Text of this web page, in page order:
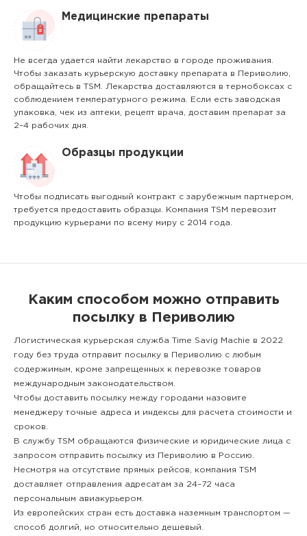
Медицинские препараты
Не всегда удается найти лекарство в городе проживания.
Чтобы заказать курьерскую доставку препарата в Периволию,
обращайтесь в TSM. Лекарства доставляются в термобоксах с
соблюдением температурного режима. Если есть заводская
упаковка, чек из аптеки, рецепт врача, доставим препарат за
2–4 рабочих дня.
Образцы продукции
Чтобы подписать выгодный контракт с зарубежным партнером,
требуется предоставить образцы. Компания TSM перевозит
продукцию курьерами по всему миру с 2014 года.
Каким способом можно отправить
посылку в Периволию
Логистическая курьерская служба Time Savig Machie в 2022
году без труда отправит посылку в Периволию с любым
содержимым, кроме запрещенных к перевозке товаров
международным законодательством.
Чтобы доставить посылку между городами назовите
менеджеру точные адреса и индексы для расчета стоимости и
сроков.
В службу TSM обращаются физические и юридические лица с
запросом отправить посылку из Периволию в Россию.
Несмотря на отсутствие прямых рейсов, компания TSM
доставляет отправления адресатам за 24–72 часа
персональным авиакурьером.
Из европейских стран есть доставка наземным транспортом —
способ долгий, но относительно дешевый.